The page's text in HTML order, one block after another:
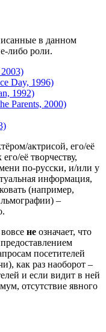
в данном
либо роли.
2003)
Day, 1996)
1992)
Parents, 2000)
актрисой, его/её
её творчеству,
по-русски, и/или у
информация,
(например,
–
не означает, что
посетителей
как раз наоборот –
и если видит в ней
отсутствие явного